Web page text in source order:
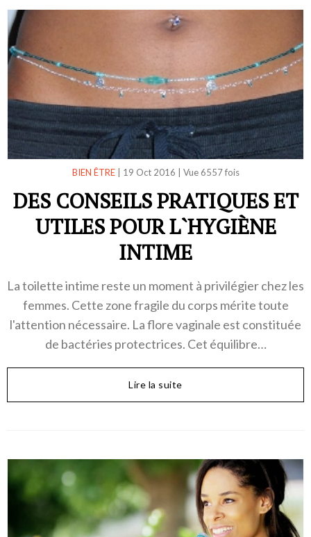
BIEN ÊTRE| 19 Oct 2016 Vue 6557 fois
DES CONSEILS PRATIQUES ET
UTILES POUR L`HYGIÈNE
INTIME
La toilette intime reste un moment à privilégier chez les
femmes. Cette zone fragile du corps mérite toute
l'attention nécessaire. La flore vaginale est constituée
de bactéries protectrices. Cet équilibre…
Lire la suite